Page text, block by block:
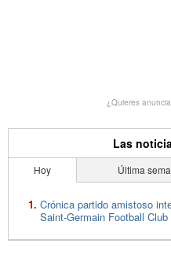
¿Quieres
Las
Hoy Última
Crónica partido amistoso
Saint-Germain Football Club